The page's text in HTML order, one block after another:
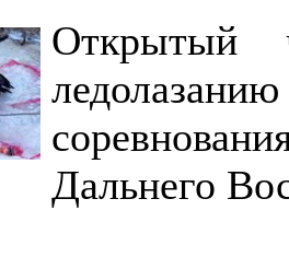
Открытый
Дальнего